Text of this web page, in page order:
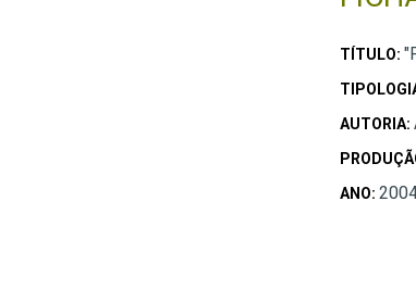
TÍTULO:
AUTORIA:
ANO: